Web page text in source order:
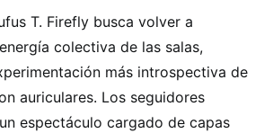
T. Firefly busca volver a
colectiva de las salas,
más introspectiva de
auriculares. Los seguidores
espectáculo cargado de capas